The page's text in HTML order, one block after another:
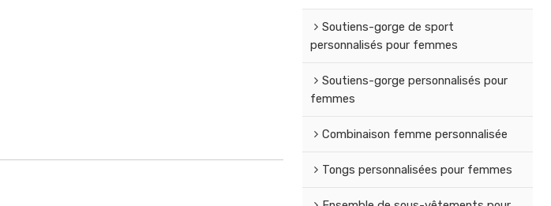
Soutiens-gorge de sport
personnalisés pour femmes
Soutiens-gorge personnalisés pour
femmes
Combinaison femme personnalisée
Tongs personnalisées pour femmes